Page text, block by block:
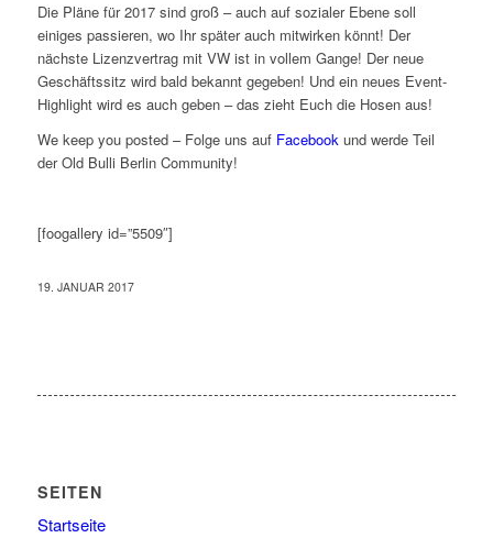
Die Pläne für 2017 sind groß – auch auf sozialer Ebene soll
einiges passieren, wo Ihr später auch mitwirken könnt! Der
nächste Lizenzvertrag mit VW ist in vollem Gange! Der neue
Geschäftssitz wird bald bekannt gegeben! Und ein neues Event-
Highlight wird es auch geben – das zieht Euch die Hosen aus!
We keep you posted – Folge uns auf Facebookund werde Teil
der Old Bulli Berlin Community!
[foogallery id=”5509″]
19. JANUAR 2017
SEITEN
Startseite